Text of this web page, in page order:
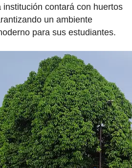
contará con huertos
un ambiente
para sus estudiantes.